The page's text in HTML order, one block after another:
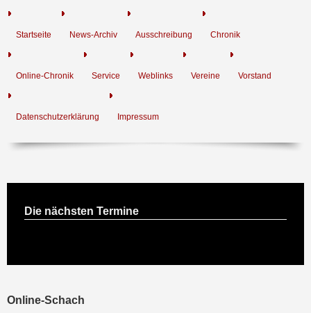
Startseite News-Archiv Ausschreibung Chronik
Online-Chronik Service Weblinks Vereine Vorstand
Datenschutzerklärung Impressum
Die nächsten Termine
Online-Schach